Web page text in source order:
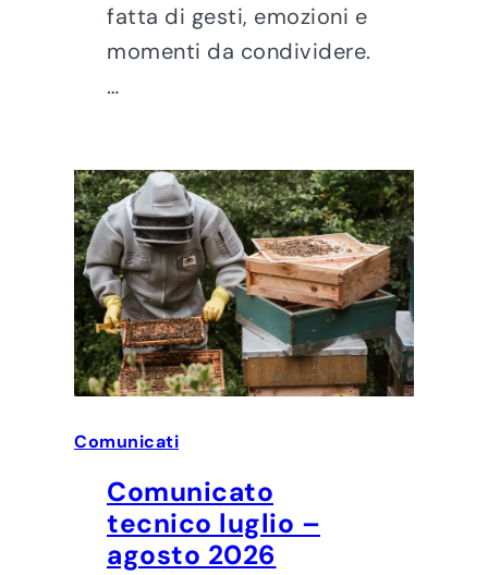
fatta di gesti, emozioni e
momenti da condividere.
…
Comunicati
Comunicato
tecnico luglio –
agosto 2026